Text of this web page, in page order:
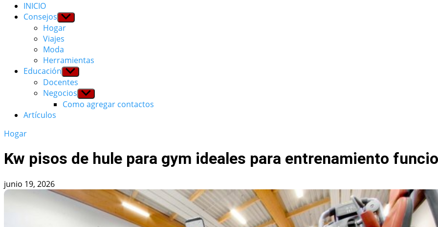
INICIO
Consejos Show
sub
menu
Hogar
Viajes
Moda
Herramientas
Educación Show
sub
menu
Docentes
Negocios Show
sub
menu
Como agregar contactos
Artículos
Hogar
Kw pisos de hule para gym ideales para entrenamiento
junio 19, 2026